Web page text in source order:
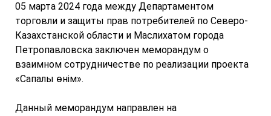
05 марта 2024 года между Департаментом
торговли и защиты прав потребителей по Северо-
Казахстанской области и Маслихатом города
Петропавловска заключен меморандум о
взаимном сотрудничестве по реализации проекта
«Сапалы өнім».
Данный меморандум направлен на